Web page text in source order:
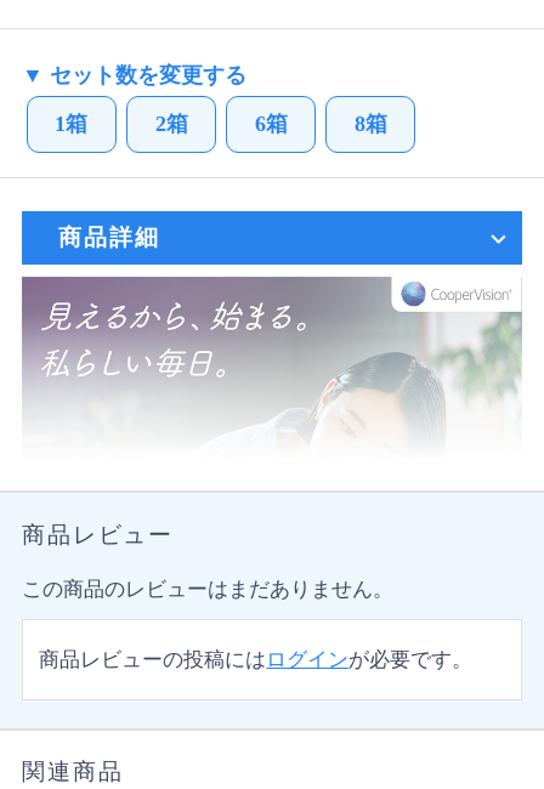
▼ セット数を変更する
1箱 2箱 6箱 8箱
商品詳細
商品レビュー
この商品のレビューはまだありません。
商品レビューの投稿には ログインが必要です。
関連商品